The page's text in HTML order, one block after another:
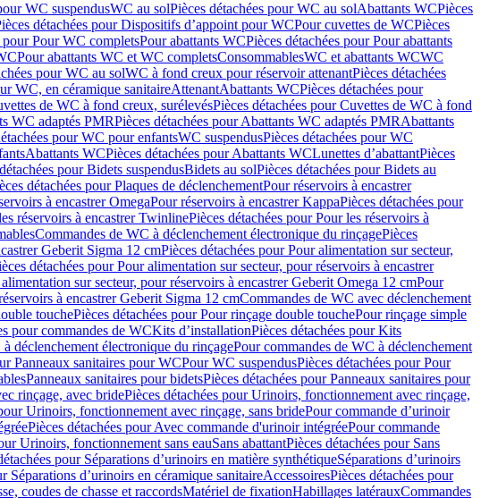
WC suspendusWC au solPièces détachées pour WC au solAbattants WCPièces
détachées pour Dispositifs d’appoint pour WCPour cuvettes de WCPièces
pour Pour WC completsPour abattants WCPièces détachées pour Pour abattants
Pour abattants WC et WC completsConsommablesWC et abattants WCWC
pour WC au solWC à fond creux pour réservoir attenantPièces détachées
WC, en céramique sanitaireAttenantAbattants WCPièces détachées pour
de WC à fond creux, surélevésPièces détachées pour Cuvettes de WC à fond
WC adaptés PMRPièces détachées pour Abattants WC adaptés PMRAbattants
pour WC pour enfantsWC suspendusPièces détachées pour WC
Abattants WCPièces détachées pour Abattants WCLunettes d’abattantPièces
pour Bidets suspendusBidets au solPièces détachées pour Bidets au
détachées pour Plaques de déclenchementPour réservoirs à encastrer
à encastrer OmegaPour réservoirs à encastrer KappaPièces détachées pour
réservoirs à encastrer TwinlinePièces détachées pour Pour les réservoirs à
Commandes de WC à déclenchement électronique du rinçagePièces
Geberit Sigma 12 cmPièces détachées pour Pour alimentation sur secteur,
détachées pour Pour alimentation sur secteur, pour réservoirs à encastrer
sur secteur, pour réservoirs à encastrer Geberit Omega 12 cmPour
à encastrer Geberit Sigma 12 cmCommandes de WC avec déclenchement
touchePièces détachées pour Pour rinçage double touchePour rinçage simple
pour commandes de WCKits d’installationPièces détachées pour Kits
déclenchement électronique du rinçagePour commandes de WC à déclenchement
Panneaux sanitaires pour WCPour WC suspendusPièces détachées pour Pour
Panneaux sanitaires pour bidetsPièces détachées pour Panneaux sanitaires pour
rinçage, avec bridePièces détachées pour Urinoirs, fonctionnement avec rinçage,
Urinoirs, fonctionnement avec rinçage, sans bridePour commande d’urinoir
Pièces détachées pour Avec commande d'urinoir intégréePour commande
Urinoirs, fonctionnement sans eauSans abattantPièces détachées pour Sans
pour Séparations d’urinoirs en matière synthétiqueSéparations d’urinoirs
Séparations d’urinoirs en céramique sanitaireAccessoiresPièces détachées pour
coudes de chasse et raccordsMatériel de fixationHabillages latérauxCommandes